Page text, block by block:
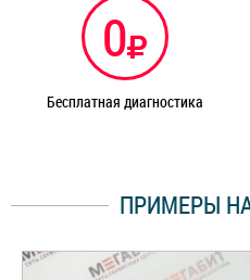
0
Бесплатная диагностика
ПРИМЕРЫ